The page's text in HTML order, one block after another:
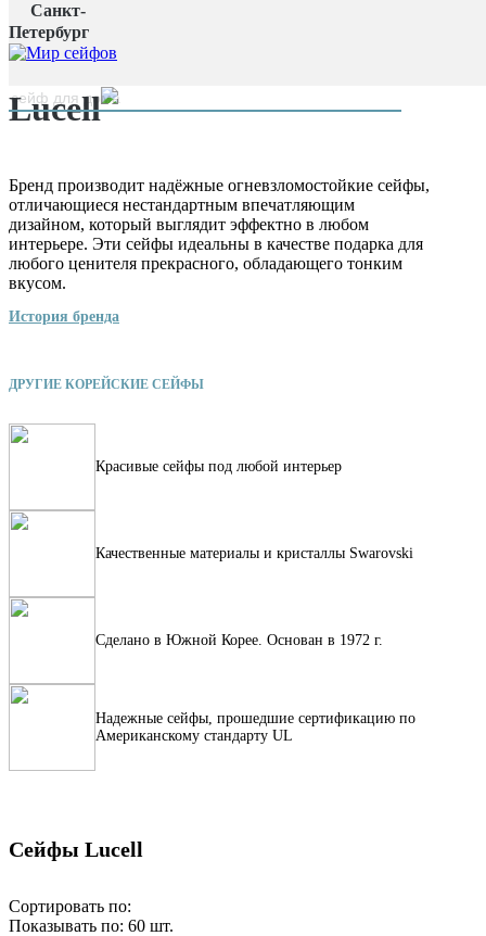
Санкт-
Петербург
Главная страница
Производители
Lucell
Lucell
Бренд производит надёжные огневзломостойкие сейфы,
отличающиеся нестандартным впечатляющим
дизайном, который выглядит эффектно в любом
интерьере. Эти сейфы идеальны в качестве подарка для
любого ценителя прекрасного, обладающего тонким
вкусом.
История бренда
ДРУГИЕ КОРЕЙСКИЕ СЕЙФЫ
Красивые сейфы под любой интерьер
Качественные материалы и кристаллы Swarovski
Сделано в Южной Корее. Основан в 1972 г.
Надежные сейфы, прошедшие сертификацию по
Американскому стандарту UL
Сейфы Lucell
Сортировать по:
Показывать по: 60 шт.